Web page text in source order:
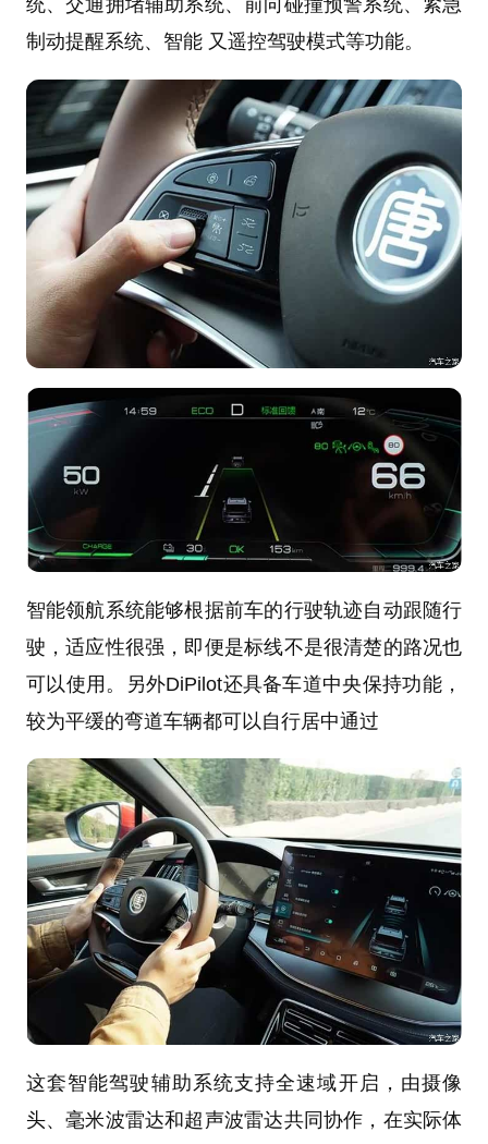
统、交通拥堵辅助系统、前向碰撞预警系统、紧急
制动提醒系统、智能 又遥控驾驶模式等功能。
智能领航系统能够根据前车的行驶轨迹自动跟随行
驶，适应性很强，即便是标线不是很清楚的路况也
可以使用。另外DiPilot还具备车道中央保持功能，
较为平缓的弯道车辆都可以自行居中通过
这套智能驾驶辅助系统支持全速域开启，由摄像
头、毫米波雷达和超声波雷达共同协作，在实际体